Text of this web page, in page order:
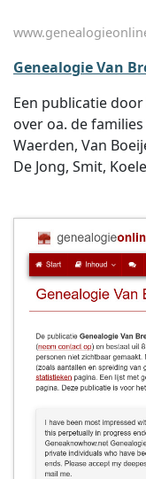
Genealogie Van
Een publicatie
over oa. de
Waerden, Van
De Jong, Smit,